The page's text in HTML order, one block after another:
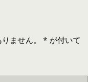
ません。 * が付いて